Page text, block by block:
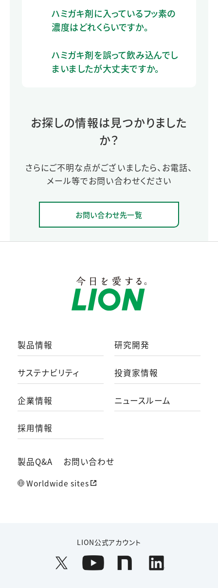
ハミガキ剤に入っているフッ素の
濃度はどれくらいですか。
ハミガキ剤を誤って飲み込んでし
まいましたが大丈夫ですか。
お探しの情報は見つかりました
か？
さらにご不明な点がございましたら、お電話、
メール等でお問い合わせください
お問い合わせ先一覧
製品情報 研究開発
サステナビリティ 投資家情報
企業情報 ニュースルーム
採用情報
製品Q&A お問い合わせ
Worldwide sites
LION公式アカウント